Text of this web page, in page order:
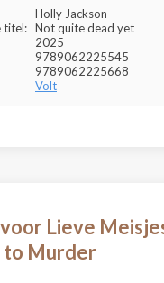
Holly Jackson
titel: Not quite dead yet
2025
9789062225545
9789062225668
Volt
Lieve
to Murder